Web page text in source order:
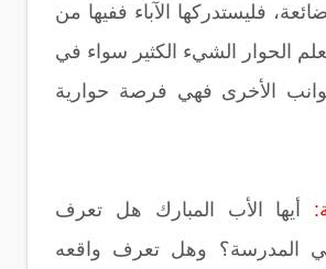
فليستدركها الآباء ففيها من
الحوار الشيء الكثير سواء في
الأخرى فهي فرصة حوارية
أيها الأب المبارك هل تعرف
المدرسة؟ وهل تعرف واقعه